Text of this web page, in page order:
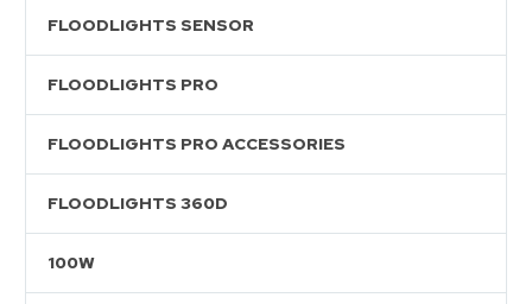
FLOODLIGHTS SENSOR
FLOODLIGHTS PRO
FLOODLIGHTS PRO ACCESSORIES
FLOODLIGHTS 360D
100W